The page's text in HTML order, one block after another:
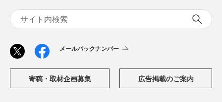
メールバックナンバー
寄稿・取材企画募集 広告掲載のご案内